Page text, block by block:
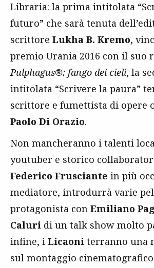
Libraria: la prima intitolata
futuro” che sarà tenuta dell
scrittore Lukha B. Kremo,
premio Urania 2016 con il suo
Pulphagus®: fango dei cieli, la
intitolata “Scrivere la paura”
scrittore e fumettista di opere
Paolo Di Orazio.
Non mancheranno i talenti
youtuber e storico
Federico Frusciante in più
mediatore, introdurrà varie
protagonista con Emiliano
Caluri di un talk show molto
infine, i Licaoni terranno una
sul montaggio